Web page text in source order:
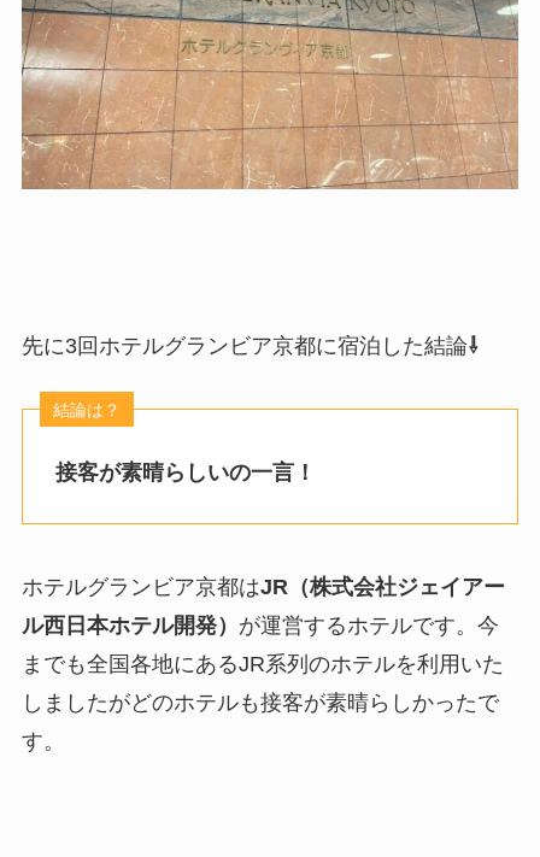
先に3回ホテルグランビア京都に宿泊した結論⇩
接客が素晴らしいの一言！
ホテルグランビア京都はJR（株式会社ジェイアー
ル西日本ホテル開発） が運営するホテルです。今
までも全国各地にあるJR系列のホテルを利用いた
しましたがどのホテルも接客が素晴らしかったで
す。